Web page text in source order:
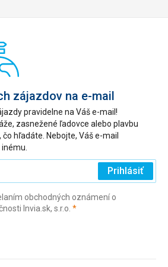
zájazdov na e-mail
pravidelne na Váš e-mail!
zasnežené ľadovce alebo plavbu
hľadáte. Nebojte, Váš e-mail
Prihlásiť
obchodných oznámení o
Invia.sk, s.r.o. *(povinné)